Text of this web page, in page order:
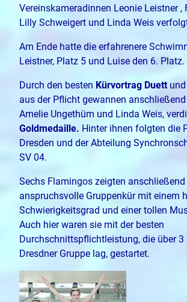
Vereinskameradinnen Leonie Leistner ,
Lilly Schweigert und Linda Weis
Am Ende hatte die erfahrenere
Leistner, Platz 5 und Luise den 6. Platz.
Durch den besten Kürvortrag Duettund
aus der Pflicht gewannen
Amelie Ungethüm und Linda Weis,
Goldmedaille. Hinter ihnen folgten die
Dresden und der Abteilung
SV 04.
Sechs Flamingos zeigten anschließend
anspruchsvolle Gruppenkür mit einem
Schwierigkeitsgrad und einer tollen
Auch hier waren sie mit der besten
Durchschnittspflichtleistung, die über 3
Dresdner Gruppe lag, gestartet.